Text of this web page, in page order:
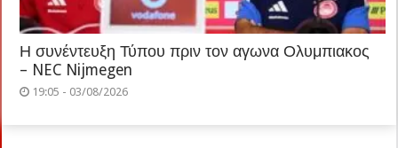
Η συνέντευξη Τύπου πριν τον αγωνα Ολυμπιακος
– NEC Nijmegen
19:05 - 03/08/2026